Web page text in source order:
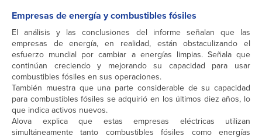
Empresas de energía y combustibles fósiles
El análisis y las conclusiones del informe señalan que las
empresas de energía, en realidad, están obstaculizando el
esfuerzo mundial por cambiar a energías limpias. Señala que
continúan creciendo y mejorando su capacidad para usar
combustibles fósiles en sus operaciones.
También muestra que una parte considerable de su capacidad
para combustibles fósiles se adquirió en los últimos diez años, lo
que indica activos nuevos.
Alova explica que estas empresas eléctricas utilizan
simultáneamente tanto combustibles fósiles como energías